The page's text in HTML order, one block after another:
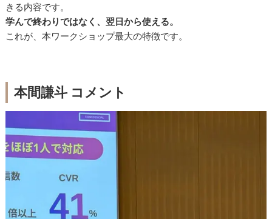
きる内容です。
学んで終わりではなく、翌日から使える。
これが、本ワークショップ最大の特徴です。
本間謙斗 コメント